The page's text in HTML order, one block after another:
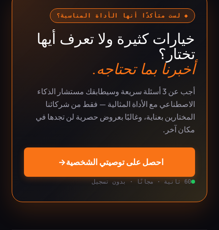
◆ لست متأكدًا أنها الأداة المناسبة؟
خيارات كثيرة ولا تعرف أيها
تختار؟
أخبرنا بما تحتاجه.
أجب عن 3 أسئلة سريعة وسيطابقك مستشار الذكاء
الاصطناعي مع الأداة المثالية — فقط من شركائنا
المختارين بعناية، وغالبًا بعروض حصرية لن تجدها في
مكان آخر.
احصل على توصيتي الشخصية→
60 ثانية · مجانًا · بدون تسجيل